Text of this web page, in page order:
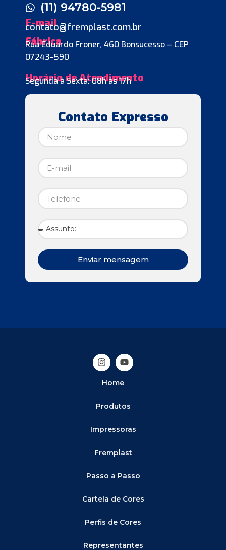
(11) 94780-5981
E-mail
contato@fremplast.com.br
Fábrica
Rua Eduardo Froner, 460 Bonsucesso – CEP
07243-590
Horário de Atendimento
Segunda à Sexta: 08h às 17h
Contato Expresso
Enviar mensagem
Home
Produtos
Impressoras
Fremplast
Passo a Passo
Cartela de Cores
Perfis de Cores
Representantes